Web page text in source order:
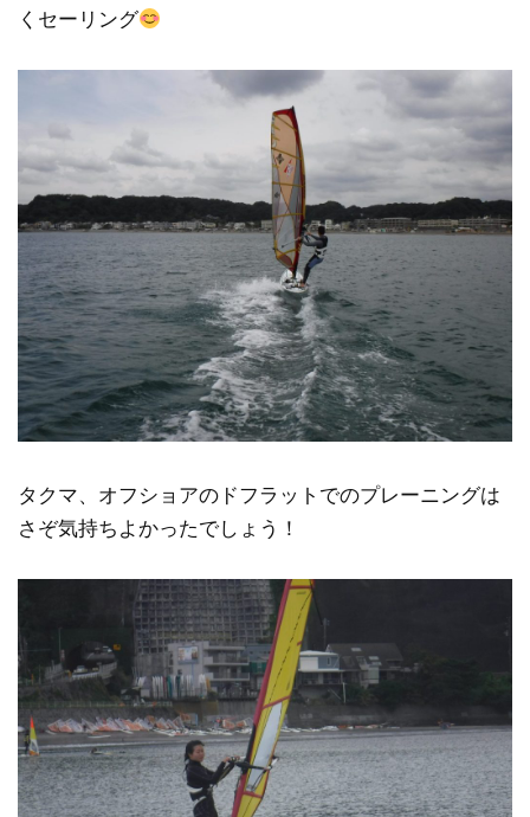
くセーリング
タクマ、オフショアのドフラットでのプレーニングは
さぞ気持ちよかったでしょう！